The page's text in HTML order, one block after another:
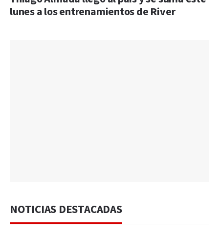
lunes a los entrenamientos de River
NOTICIAS DESTACADAS